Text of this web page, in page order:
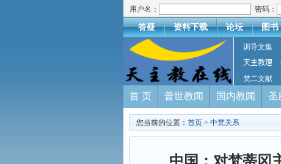
用户名： 密码：
答疑 资料下载 论坛 图书
训导文集
天主教理
梵二文献
首 页 普世教闻 国内教闻 圣
您当前的位置： 首页 > 中梵关系
中国：对梵蒂冈